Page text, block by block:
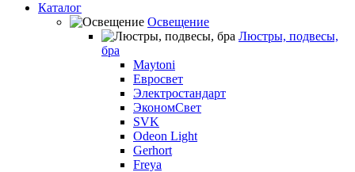
Каталог
Освещение
Люстры, подвесы,
бра
Maytoni
Евросвет
Электростандарт
ЭкономСвет
SVK
Odeon Light
Gerhort
Freya